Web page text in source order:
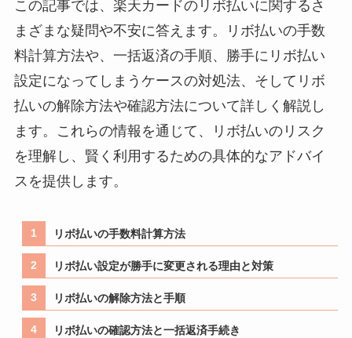
この記事では、楽天カードのリボ払いに関するさ
まざまな疑問や不安に答えます。リボ払いの手数
料計算方法や、一括返済の手順、勝手にリボ払い
設定になってしまうケースの対処法、そしてリボ
払いの解除方法や確認方法について詳しく解説し
ます。これらの情報を通じて、リボ払いのリスク
を理解し、賢く利用するための具体的なアドバイ
スを提供します。
リボ払いの手数料計算方法
リボ払い設定が勝手に変更される理由と対策
リボ払いの解除方法と手順
リボ払いの確認方法と一括返済手続き